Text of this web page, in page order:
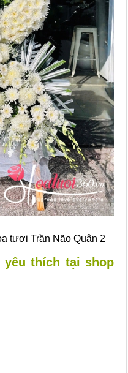
tươi Trần Não Quận 2
yêu thích tại shop